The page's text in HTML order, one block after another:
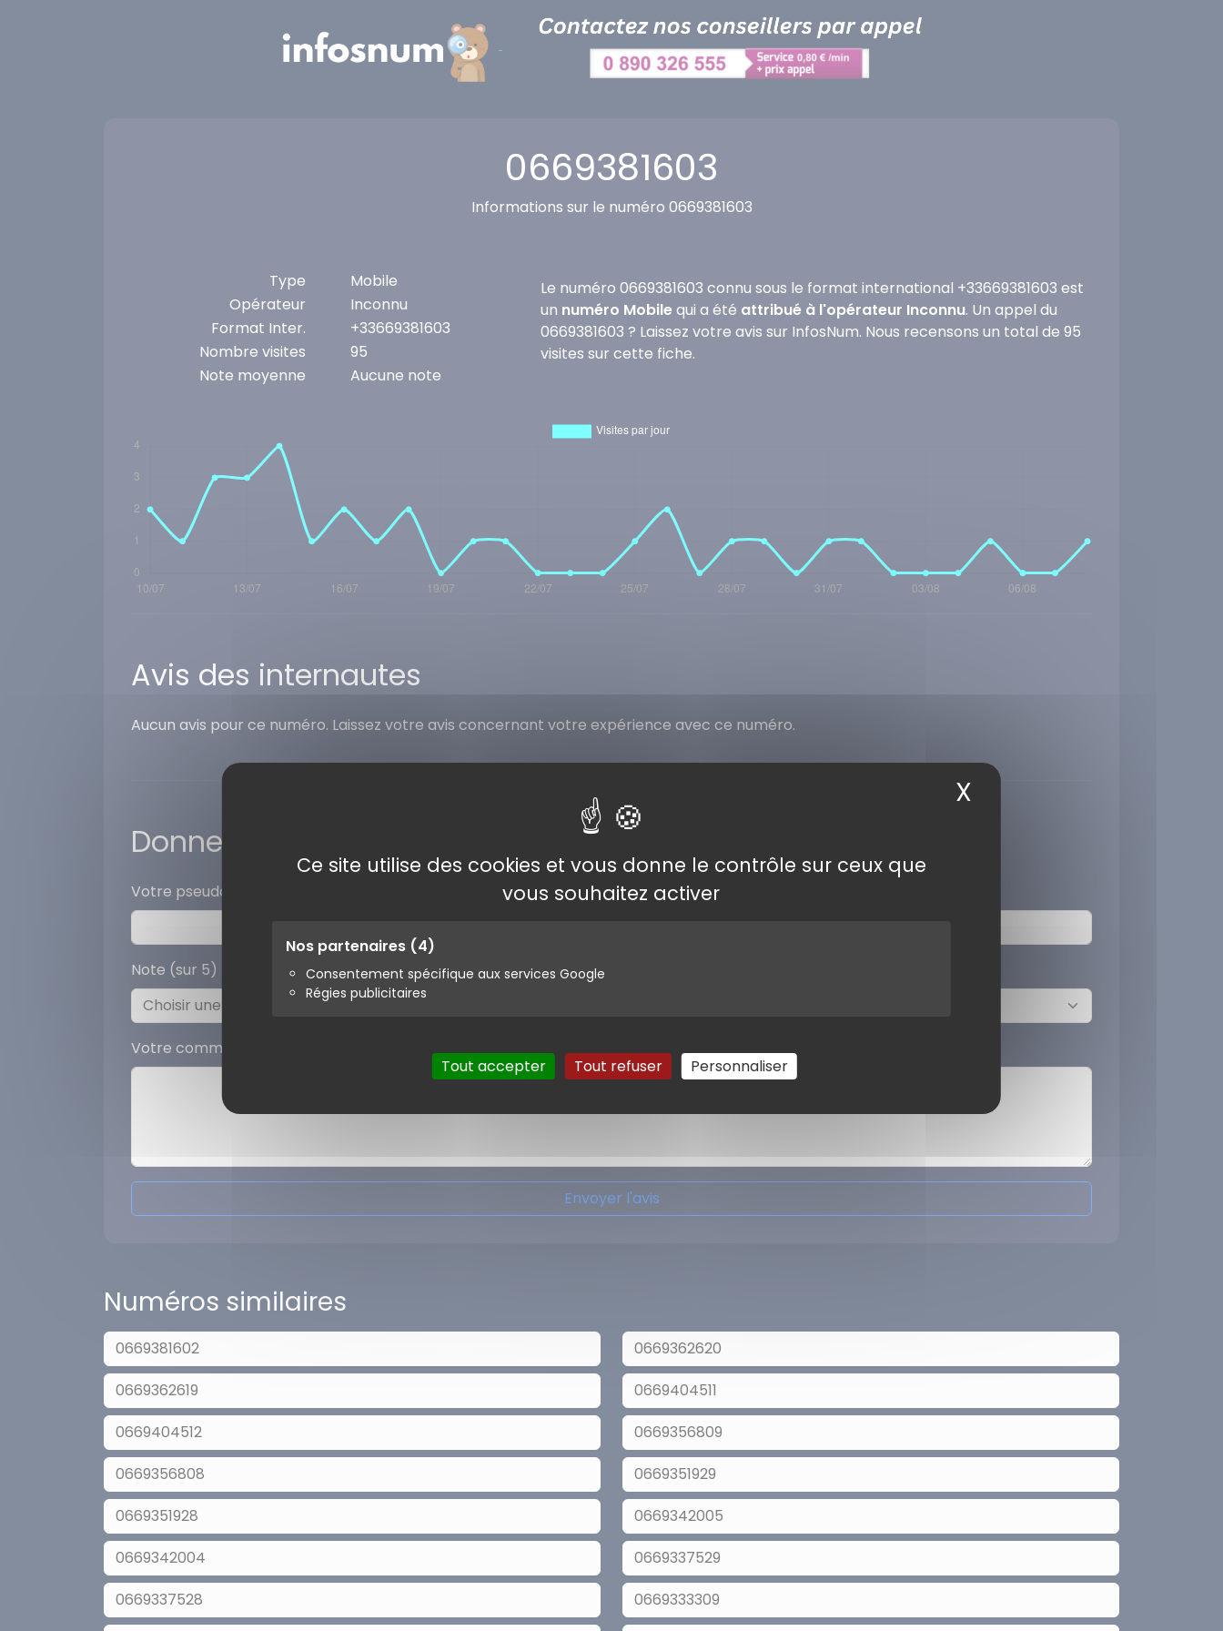
Ce site utilise des cookies et vous donne le contrôle sur ceux que
vous souhaitez activer
Nos partenaires (4)
Consentement spécifique aux services Google
Régies publicitaires
Tout accepter Tout refuser Personnaliser
X
0669381603
Informations sur le numéro 0669381603
Type
Mobile
Opérateur
Inconnu
Format Inter.
+33669381603
Nombre visites
95
Note moyenne
Aucune note
Le numéro 0669381603 connu sous le format international +33669381603 est
un numéro Mobilequi a été attribué à l'opérateur Inconnu. Un appel du
0669381603 ? Laissez votre avis sur InfosNum. Nous recensons un total de 95
visites sur cette fiche.
Avis des internautes
Aucun avis pour ce numéro. Laissez votre avis concernant votre expérience avec ce numéro.
Donner votre avis
Votre pseudo
Note (sur 5)
Votre commentaire
Envoyer l'avis
Numéros similaires
0669381602
0669362620
0669362619
0669404511
0669404512
0669356809
0669356808
0669351929
0669351928
0669342005
0669342004
0669337529
0669337528
0669333309